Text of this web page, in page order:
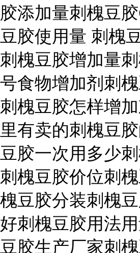
胶添加量刺槐豆
豆胶使用量 刺槐
刺槐豆胶增加量
号食物增加剂刺
刺槐豆胶怎样增
里有卖的刺槐豆
豆胶一次用多少
刺槐豆胶价位刺
槐豆胶分装刺槐
好刺槐豆胶用法
豆胶生产厂家刺